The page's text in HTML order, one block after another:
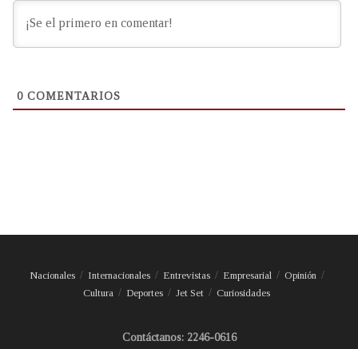
0 COMENTARIOS
Nacionales Internacionales Entrevistas Empresarial
Opinión
Cultura
Deportes Jet Set Curiosidades
Contáctanos: 2246-0616